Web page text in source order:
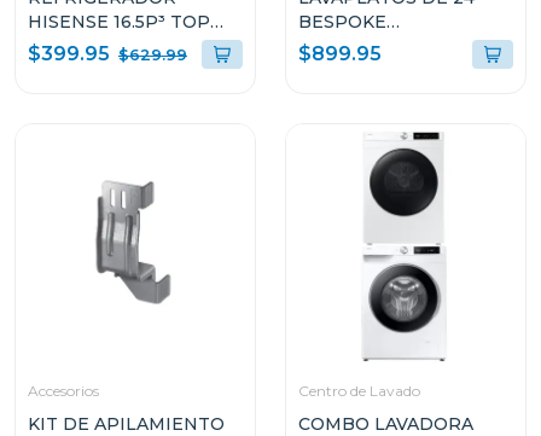
HISENSE 16.5P³ TOP
MOUNT INVERTER
CON DISPENSADOR DE
$399.95 $629.99
BESPOKE
EMPOTRABLE
ENERGYSTAR BLANCO
$899.95
Accesorios
KIT DE APILAMIENTO
Centro de Lavado
COMBO LAVADORA